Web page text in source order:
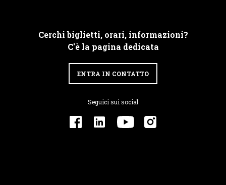
Cerchi biglietti, orari, informazioni?
C'è la pagina dedicata
ENTRA IN CONTATTO
Seguici sui social